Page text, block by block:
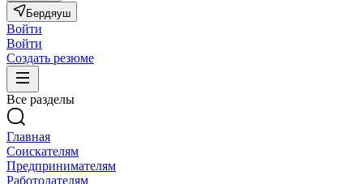
Бердяуш
Войти
Войти
Создать резюме
Все разделы
Главная
Соискателям
Предпринимателям
Работодателям